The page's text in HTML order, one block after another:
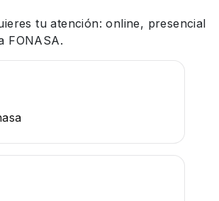
tu atención: online, presencial
FONASA.